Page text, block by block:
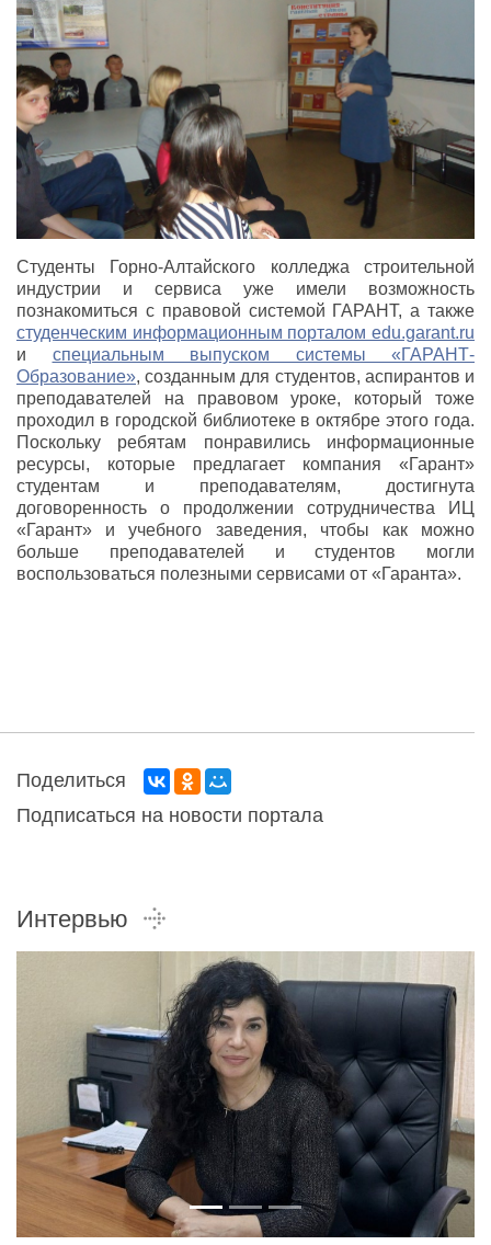
Студенты Горно-Алтайского колледжа строительной
индустрии и сервиса уже имели возможность
познакомиться с правовой системой ГАРАНТ, а также
студенческим информационным порталом edu.garant.ru
и специальным выпуском системы «ГАРАНТ-
Образование», созданным для студентов, аспирантов и
преподавателей на правовом уроке, который тоже
проходил в городской библиотеке в октябре этого года.
Поскольку ребятам понравились информационные
ресурсы, которые предлагает компания «Гарант»
студентам и преподавателям, достигнута
договоренность о продолжении сотрудничества ИЦ
«Гарант» и учебного заведения, чтобы как можно
больше преподавателей и студентов могли
воспользоваться полезными сервисами от «Гаранта».
Поделиться
Подписаться на новости портала
Интервью